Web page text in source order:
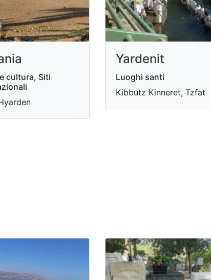
cultura, Siti
Yardenit
Luoghi santi
Kibbutz Kinneret, Tzfat